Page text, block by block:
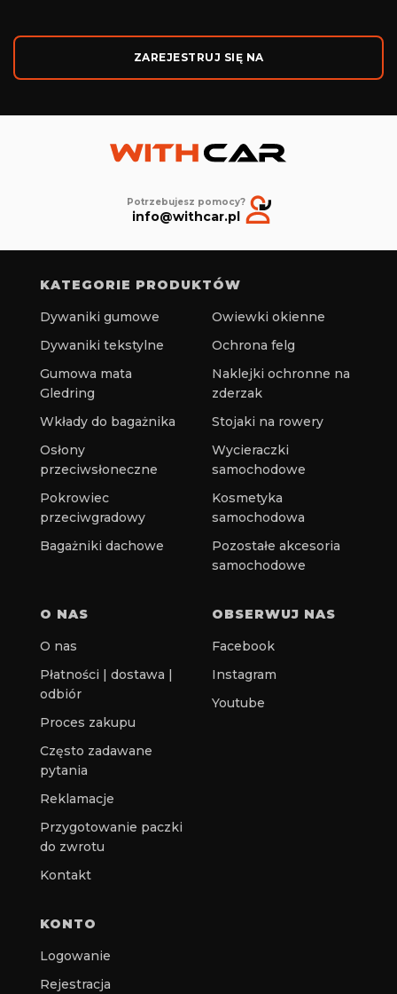
ZAREJESTRUJ SIĘ NA
Potrzebujesz pomocy?
info@withcar.pl
KATEGORIE PRODUKTÓW
Dywaniki gumowe
Dywaniki tekstylne
Gumowa mata
Gledring
Wkłady do bagażnika
Osłony
przeciwsłoneczne
Pokrowiec
przeciwgradowy
Bagażniki dachowe
Owiewki okienne
Ochrona felg
Naklejki ochronne na
zderzak
Stojaki na rowery
Wycieraczki
samochodowe
Kosmetyka
samochodowa
Pozostałe akcesoria
samochodowe
O NAS
O nas
Płatności | dostawa |
odbiór
Proces zakupu
Często zadawane
pytania
Reklamacje
Przygotowanie paczki
do zwrotu
Kontakt
OBSERWUJ NAS
Facebook
Instagram
Youtube
KONTO
Logowanie
Rejestracja